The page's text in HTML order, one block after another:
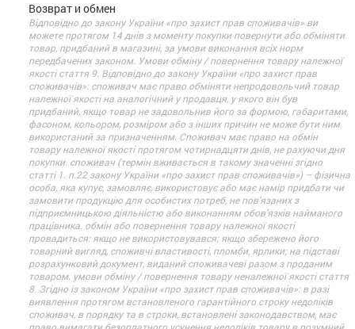
Возврат и обмен
Відповідно до закону України «про захист прав споживачів» ви
можете протягом 14 днів з моменту покупки повернути або обміняти
товар, придбаний в магазині, за умови виконання всіх норм
передбачених законом. Умови обміну / повернення товару належної
якості стаття 9. Відповідно до закону України «про захист прав
споживачів»: споживач має право обміняти непродовольчий товар
належної якості на аналогічний у продавця, у якого він був
придбаний, якщо товар не задовольнив його за формою, габаритами,
фасоном, кольором, розміром або з інших причин не може бути ним
використаний за призначенням. Споживач має право на обмін
товару належної якості протягом чотирнадцяти днів, не рахуючи дня
покупки. споживач (термін вживається в такому значенні згідно
статті 1. п.22 закону України «про захист прав споживачів») – фізична
особа, яка купує, замовляє, використовує або має намір придбати чи
замовити продукцію для особистих потреб, не пов’язаних з
підприємницькою діяльністю або виконанням обов’язків найманого
працівника. обмін або повернення товару належної якості
провадиться: якщо не використовувався; якщо збережено його
товарний вигляд, споживчі властивості, пломби, ярлики; на підставі
розрахунковий документ, виданий споживачеві разом з проданим
товаром. умови обміну / повернення товару неналежної якості стаття
8. Згідно із законом України «про захист прав споживачів»: в разі
виявлення протягом встановленого гарантійного строку недоліків
споживач, в порядку та в строки, встановлені законодавством, має